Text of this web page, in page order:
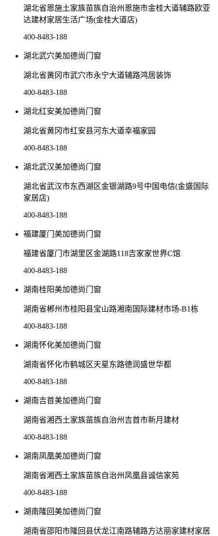
湖北省恩施土家族苗族自治州恩施市金桂大道辅路欧亚
达建材家居生活广场(金桂大道店)
400-8483-188
湖北武穴美加德尚门窗
湖北省黄冈市武穴市永宁大道辅路鸿居装饰
400-8483-188
湖北红安美加德尚门窗
湖北省黄冈市红安县河东大道幸福家园
400-8483-188
湖北武汉美加德尚门窗
湖北省武汉市东西湖区金银湖路9号中国电信(金盛国际
家居店)
400-8483-188
福建厦门美加德尚门窗
福建省厦门市湖里区金湖路118吉家家世界C馆
400-8483-188
湖南桂阳美加德尚门窗
湖南省郴州市桂阳县宝山路湘南国际建材市场-B1栋
400-8483-188
湖南怀化美加德尚门窗
湖南省怀化市鹤城区天星东路德润盛世华都
400-8483-188
湖南吉首美加德尚门窗
湖南省湘西土家族苗族自治州吉首市新月建材
400-8483-188
湖南凤凰美加德尚门窗
湖南省湘西土家族苗族自治州凤凰县诚信家苑
400-8483-188
湖南隆回美加德尚门窗
湖南省邵阳市隆回县伏龙江南路辅路方达丽家建材家居